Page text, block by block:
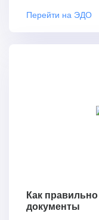
Перейти на ЭДО
Как
документы